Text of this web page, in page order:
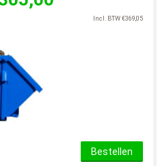
Incl. BTW €369,05
Bestellen